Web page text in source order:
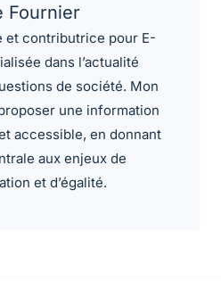
Fournier
et contributrice pour E-
dans l’actualité
de société. Mon
une information
accessible, en donnant
aux enjeux de
et d’égalité.